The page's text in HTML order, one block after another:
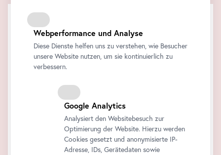
Webperformance und Analyse
Diese Dienste helfen uns zu verstehen, wie Besucher
unsere Website nutzen, um sie kontinuierlich zu
verbessern.
Google Analytics
Analysiert den Websitebesuch zur
Optimierung der Website. Hierzu werden
Cookies gesetzt und anonymisierte IP-
Adresse, IDs, Gerätedaten sowie